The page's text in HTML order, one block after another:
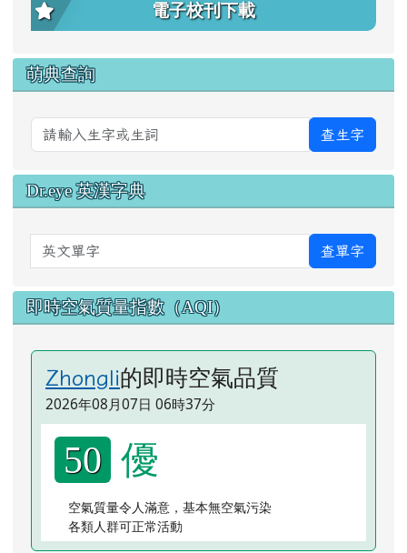
電子校刊下載
萌典查詢
查生字
Dr.eye 英漢字典
英文單字 查單字
即時空氣質量指數（AQI）
Zhongli的即時空氣品質
2026年08月07日 06時37分
50 優
空氣質量令人滿意，基本無空氣污染
各類人群可正常活動